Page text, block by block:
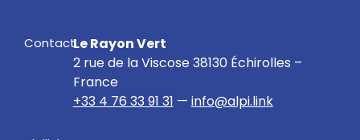
ContactLe Rayon Vert
2 rue de la Viscose 38130 Échirolles –
France
+33 4 76 33 91 31 — info@alpi.link